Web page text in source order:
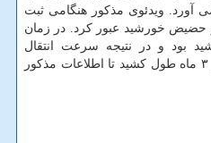
آورد. ویدئوی مذکور هنگامی ثبت
در ۱۰ فوریه از حضیض خورشید عبور کرد. در زمان
بود و در نتیجه سرعت انتقال
اطلاعات بسیار کند بود. بیشتر از ۳ ماه طول کشید تا اطلاعات مذکور